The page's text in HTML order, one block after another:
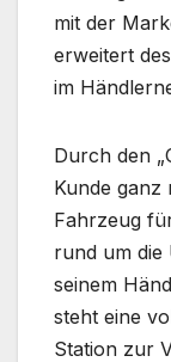
mit der
erweitert
im
Durch den
Kunde ganz
Fahrzeug
rund um die
seinem
steht eine
Station zur